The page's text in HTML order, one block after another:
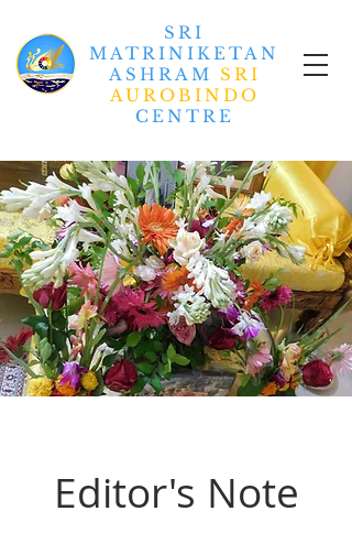
SRI
MATRINIKETAN
ASHRAM SRI
AUROBINDO
CENTRE
Editor's Note